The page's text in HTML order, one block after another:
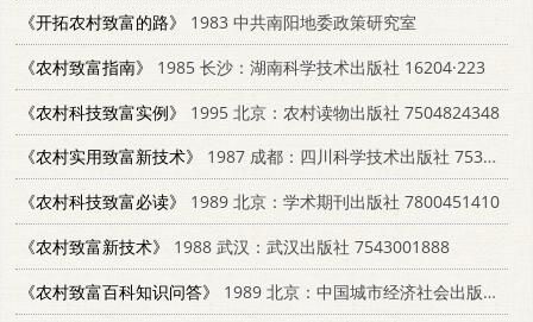
《开拓农村致富的路》
1983 中共南阳地委政策研究室
《农村致富指南》
1985 长沙：湖南科学技术出版社 16204·223
《农村科技致富实例》
1995 北京：农村读物出版社 7504824348
《农村实用致富新技术》
1987 成都：四川科学技术出版社 7536400675
《农村科技致富必读》
1989 北京：学术期刊出版社 7800451410
《农村致富新技术》
1988 武汉：武汉出版社 7543001888
《农村致富百科知识问答》
1989 北京：中国城市经济社会出版社 750740154S